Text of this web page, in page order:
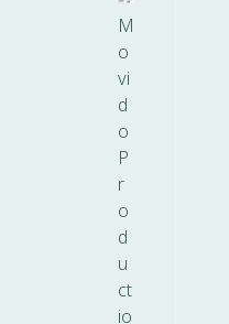
M
o
vi
d
o
P
r
o
d
u
ct
io